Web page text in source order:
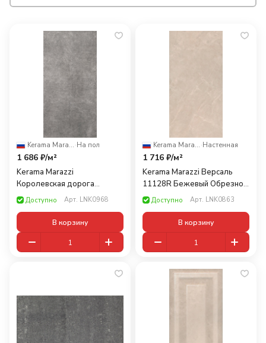
Kerama Marazzi ·На пол
1 686 ₽/м²
Kerama Marazzi
Королевская дорога
SG213600R Серый Темный
Доступно Арт. LNK0968
В корзину
Kerama Marazzi ·Настенная
1 716 ₽/м²
Kerama Marazzi Версаль
11128R Бежевый Обрезной
30x60Доступно Арт. LNK0863
В корзину